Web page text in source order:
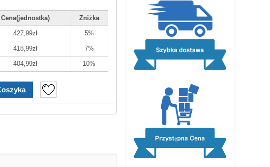
Cena(jednostka) Zniżka
427,99zł 5%
418,99zł 7%
404,99zł 10%